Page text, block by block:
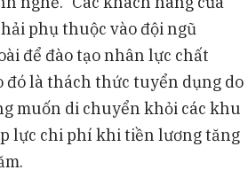
phụ thuộc vào đội ngũ
để đào tạo nhân lực chất
đó là thách thức tuyển dụng do
muốn di chuyển khỏi các khu
lực chi phí khi tiền lương tăng